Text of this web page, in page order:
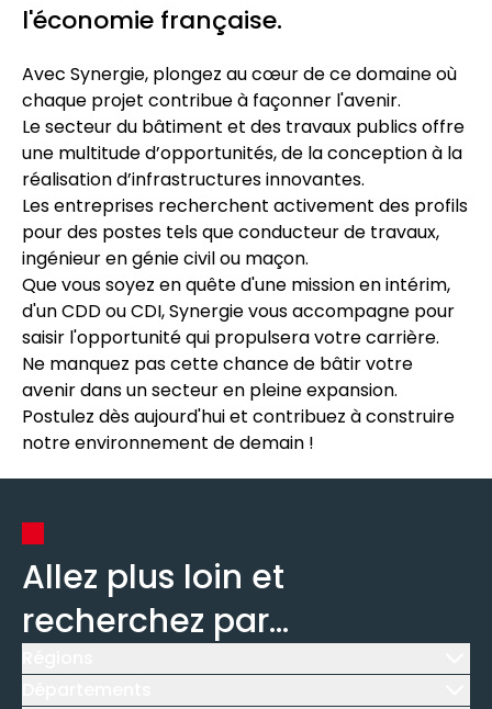
l'économie française.
Avec Synergie, plongez au cœur de ce domaine où
chaque projet contribue à façonner l'avenir.
Le secteur du bâtiment et des travaux publics offre
une multitude d’opportunités, de la conception à la
réalisation d’infrastructures innovantes.
Les entreprises recherchent activement des profils
pour des postes tels que conducteur de travaux,
ingénieur en génie civil ou maçon.
Que vous soyez en quête d'une mission en intérim,
d'un CDD ou CDI, Synergie vous accompagne pour
saisir l'opportunité qui propulsera votre carrière.
Ne manquez pas cette chance de bâtir votre
avenir dans un secteur en pleine expansion.
Postulez dès aujourd'hui et contribuez à construire
notre environnement de demain !
Allez plus loin et
recherchez par...